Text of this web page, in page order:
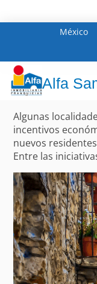
México
Alfa
Algunas
incentivos
nuevos
Entre las